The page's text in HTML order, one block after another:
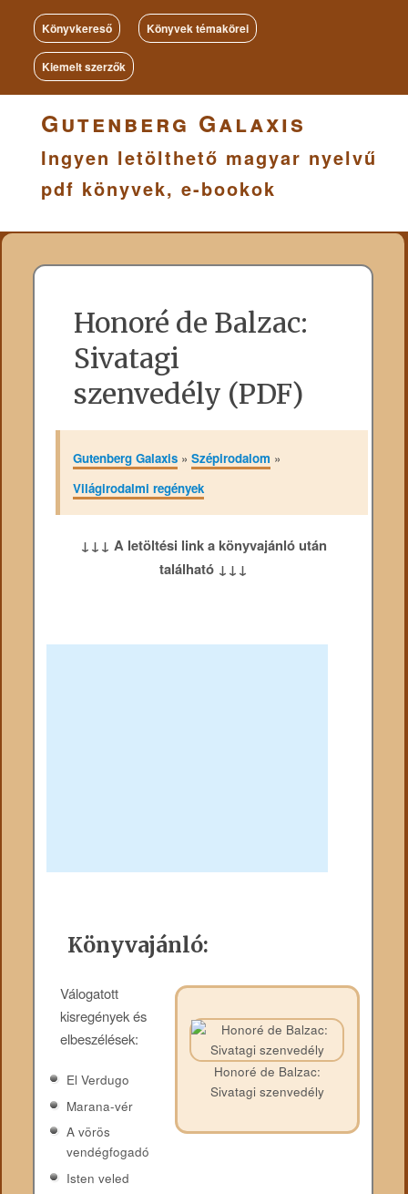
Könyvkereső Könyvek témakörei
Kiemelt szerzők
Gutenberg Galaxis
Ingyen letölthető magyar nyelvű
pdf könyvek, e-bookok
Honoré de Balzac:
Sivatagi
szenvedély (PDF)
Gutenberg Galaxis» Szépirodalom »
Világirodalmi regények
↓↓↓ A letöltési link a könyvajánló után
található ↓↓↓
Könyvajánló:
Honoré de Balzac:
Sivatagi szenvedély
Válogatott
kisregények és
elbeszélések:
El Verdugo
Marana-vér
A vörös
vendégfogadó
Isten veled